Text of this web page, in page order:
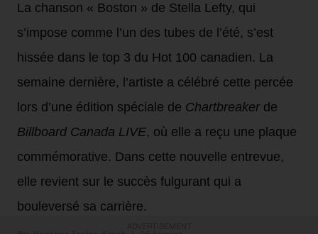
La chanson « Boston » de Stella Lefty, qui
s’impose comme l’un des tubes de l’été, s’est
hissée dans le top 3 du Hot 100 canadien. La
semaine dernière, l’artiste a célébré cette percée
lors d’une édition spéciale de Chartbreaker de
Billboard Canada LIVE, où elle a reçu une plaque
commémorative. Dans cette nouvelle entrevue,
elle revient sur le succès fulgurant qui a
bouleversé sa carrière.